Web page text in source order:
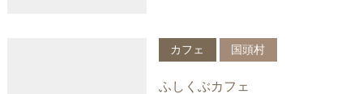
カフェ 国頭村
ふしくぶカフェ